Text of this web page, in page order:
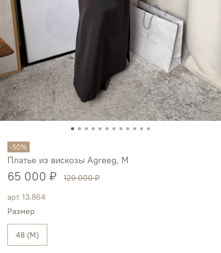
-50%
арт. 13.864
Платье из вискозы Agreeg, М
65 000 ₽ 129 000 ₽
Размер
48 (M)